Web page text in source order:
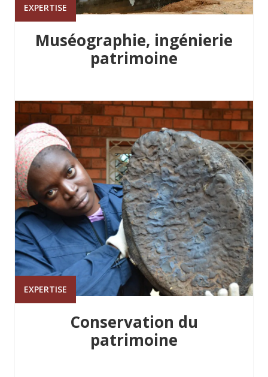
EXPERTISE
Muséographie, ingénierie
patrimoine
EXPERTISE
Conservation du
patrimoine